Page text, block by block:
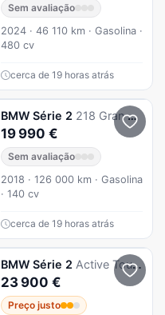
Sem avaliação
2024 · 46 110 km · Gasolina ·
480 cv
cerca de 19 horas atrás
BMW Série 2 218 Gran Tourer i 7L Line Sport
19 990 €
Sem avaliação
2018 · 126 000 km · Gasolina
· 140 cv
cerca de 19 horas atrás
BMW Série 2 Active Tourer
23 900 €
Preço justo